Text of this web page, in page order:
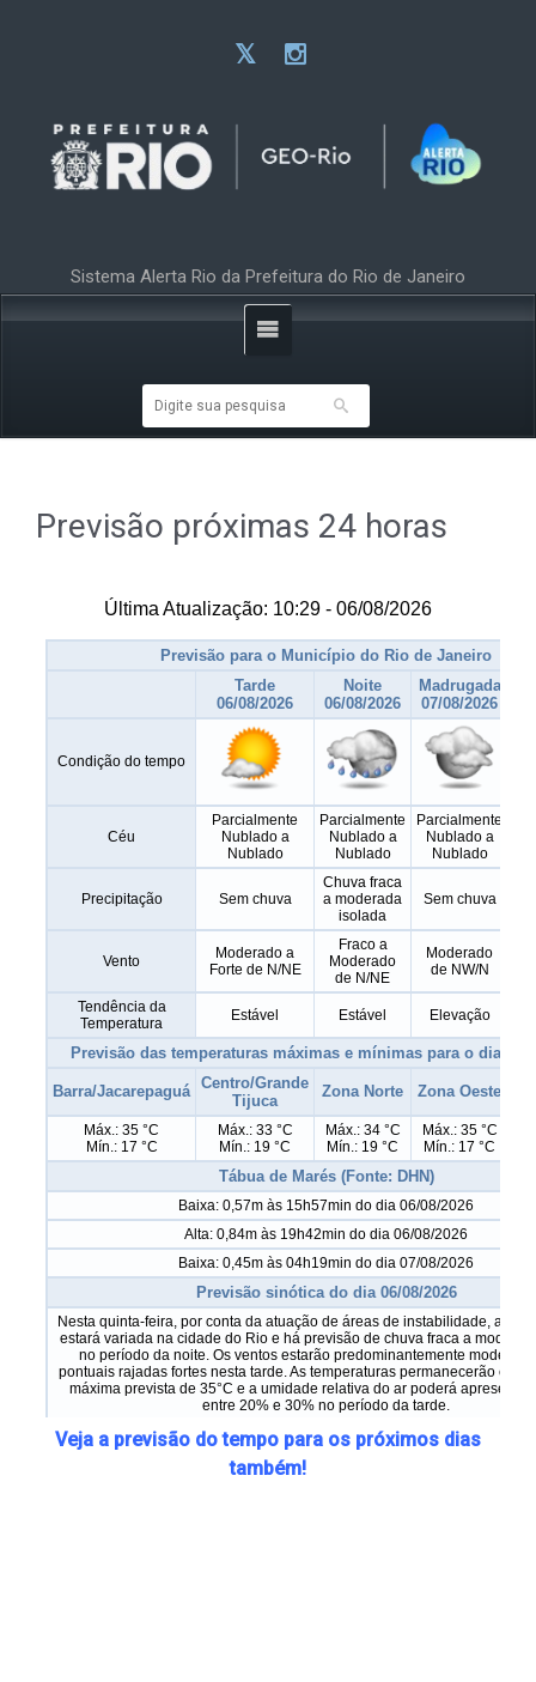
Sistema Alerta Rio da Prefeitura do Rio de Janeiro
Previsão próximas 24 horas
Veja a previsão do tempo para os próximos dias
também!